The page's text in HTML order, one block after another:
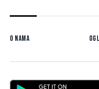
O nama